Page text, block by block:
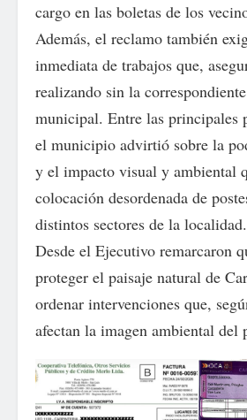
cargo en las boletas de los
Además, el reclamo también
inmediata de trabajos que,
realizando sin la
municipal. Entre las principales
el municipio advirtió sobre la
y el impacto visual y ambiental
colocación desordenada de
distintos sectores de la localidad.
Desde el Ejecutivo remarcaron
proteger el paisaje natural de
ordenar intervenciones que,
afectan la imagen ambiental del